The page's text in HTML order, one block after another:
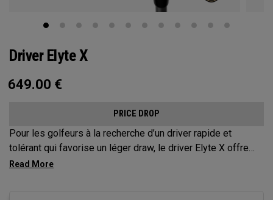
Driver Elyte X
649.00 €
PRICE DROP
Pour les golfeurs à la recherche d’un driver rapide et
tolérant qui favorise un léger draw, le driver Elyte X offre
une distance exceptionnelle et une tolérance maximale.